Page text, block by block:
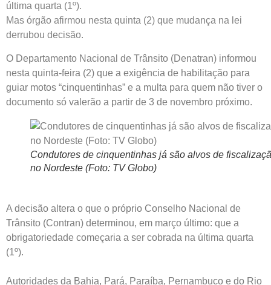
última quarta (1º).
Mas órgão afirmou nesta quinta (2) que mudança na lei
derrubou decisão.
O Departamento Nacional de Trânsito (Denatran) informou
nesta quinta-feira (2) que a exigência de habilitação para
guiar motos “cinquentinhas” e a multa para quem não tiver o
documento só valerão a partir de 3 de novembro próximo.
Condutores de cinquentinhas já são alvos de
no Nordeste (Foto: TV Globo)
A decisão altera o que o próprio Conselho Nacional de
Trânsito (Contran) determinou, em março último: que a
obrigatoriedade começaria a ser cobrada na última quarta
(1º).
Autoridades da Bahia, Pará, Paraíba, Pernambuco e do Rio